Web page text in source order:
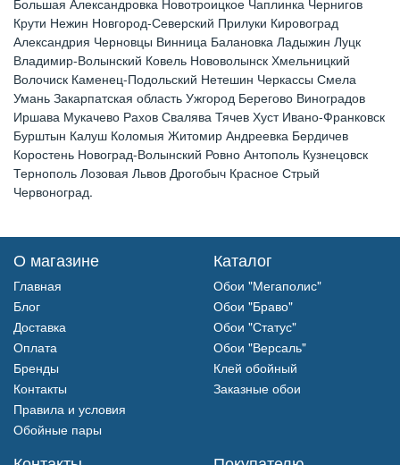
Большая Александровка Новотроицкое Чаплинка Чернигов
Крути Нежин Новгород-Северский Прилуки Кировоград
Александрия Черновцы Винница Балановка Ладыжин Луцк
Владимир-Волынский Ковель Нововолынск Хмельницкий
Волочиск Каменец-Подольский Нетешин Черкассы Смела
Умань Закарпатская область Ужгород Берегово Виноградов
Иршава Мукачево Рахов Свалява Тячев Хуст Ивано-Франковск
Бурштын Калуш Коломыя Житомир Андреевка Бердичев
Коростень Новоград-Волынский Ровно Антополь Кузнецовск
Тернополь Лозовая Львов Дрогобыч Красное Стрый
Червоноград.
О магазине
Главная
Блог
Доставка
Оплата
Бренды
Контакты
Правила и условия
Обойные пары
Каталог
Обои "Мегаполис"
Обои "Браво"
Обои "Статус"
Обои "Версаль"
Клей обойный
Заказные обои